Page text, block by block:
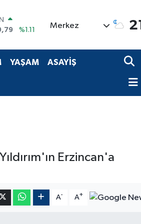
%1.11
%0.18
%0.32
Merkez 21
YAŞAM ASAYİŞ
Erzincan'a
A- A+